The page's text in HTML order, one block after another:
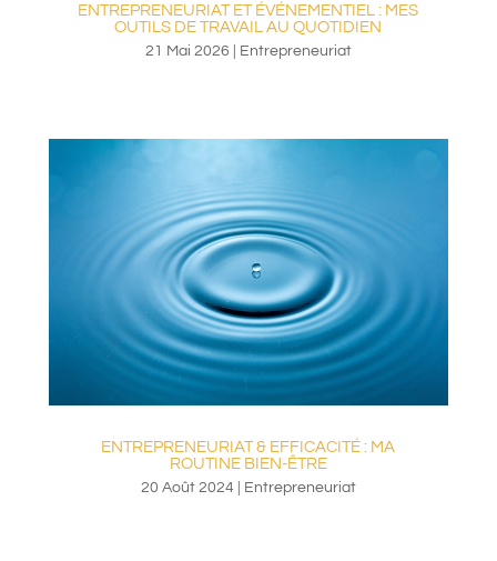
ENTREPRENEURIAT ET ÉVÉNEMENTIEL : MES
OUTILS DE TRAVAIL AU QUOTIDIEN
21 Mai 2026 Entrepreneuriat
ENTREPRENEURIAT & EFFICACITÉ : MA
ROUTINE BIEN-ÊTRE
20 Août 2024 Entrepreneuriat